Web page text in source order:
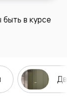
в курсе